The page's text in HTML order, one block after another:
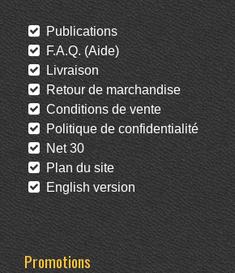
Publications
F.A.Q. (Aide)
Livraison
Retour de marchandise
Conditions de vente
Politique de confidentialité
Net 30
Plan du site
English version
Promotions